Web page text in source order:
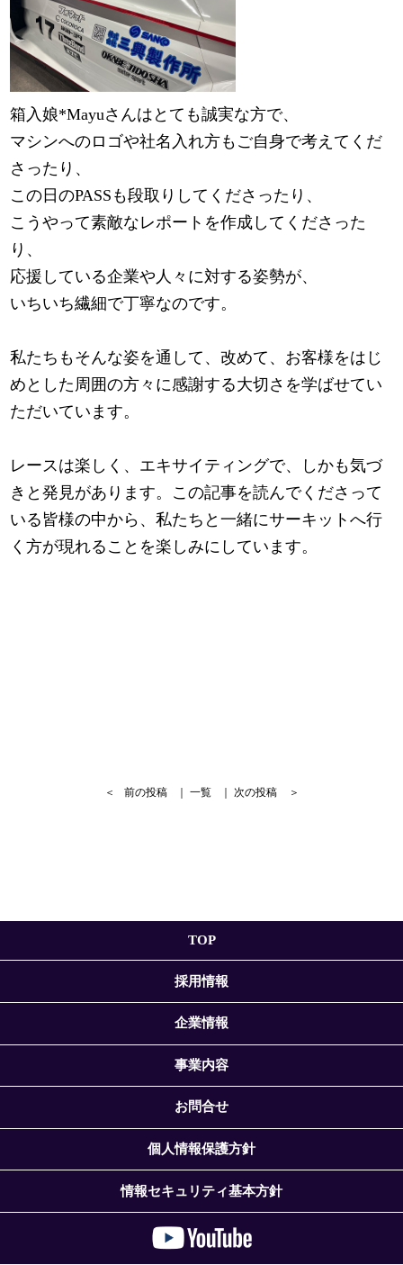
箱入娘*Mayuさんはとても誠実な方で、
マシンへのロゴや社名入れ方もご自身で考えてくだ
さったり、
この日のPASSも段取りしてくださったり、
こうやって素敵なレポートを作成してくださった
り、
応援している企業や人々に対する姿勢が、
いちいち繊細で丁寧なのです。
私たちもそんな姿を通して、改めて、お客様をはじ
めとした周囲の方々に感謝する大切さを学ばせてい
ただいています。
レースは楽しく、エキサイティングで、しかも気づ
きと発見があります。この記事を読んでくださって
いる皆様の中から、私たちと一緒にサーキットへ行
く方が現れることを楽しみにしています。
＜ 前の投稿 ｜ 一覧 ｜ 次の投稿 ＞
TOP
採用情報
企業情報
事業内容
お問合せ
個人情報保護方針
情報セキュリティ基本方針